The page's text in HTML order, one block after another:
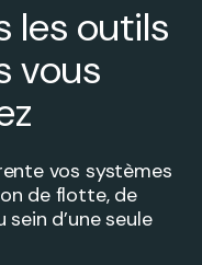
les outils
vous
vos systèmes
de flotte, de
d’une seule